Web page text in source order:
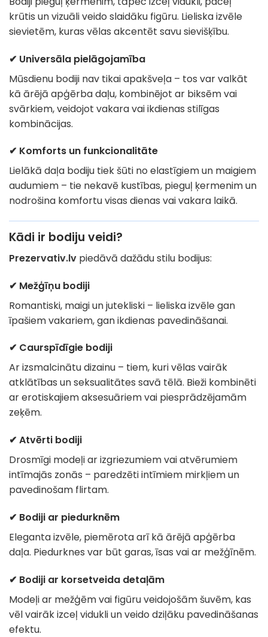
krūtis un vizuāli veido slaidāku figūru. Lieliska izvēle
sievietēm, kuras vēlas akcentēt savu sievišķību.
✔ Universāla pielāgojamība
Mūsdienu bodiji nav tikai apakšveļa – tos var valkāt
kā ārējā apģērba daļu, kombinējot ar biksēm vai
svārkiem, veidojot vakara vai ikdienas stilīgas
kombinācijas.
✔ Komforts un funkcionalitāte
Lielākā daļa bodiju tiek šūti no elastīgiem un maigiem
audumiem – tie nekavē kustības, pieguļ ķermenim un
nodrošina komfortu visas dienas vai vakara laikā.
Kādi ir bodiju veidi?
Prezervativ.lv piedāvā dažādu stilu bodijus:
✔ Mežģīņu bodiji
Romantiski, maigi un jutekliski – lieliska izvēle gan
īpašiem vakariem, gan ikdienas pavedināšanai.
✔ Caurspīdīgie bodiji
Ar izsmalcinātu dizainu – tiem, kuri vēlas vairāk
atklātības un seksualitātes savā tēlā. Bieži kombinēti
ar erotiskajiem aksesuāriem vai piesprādzējamām
zeķēm.
✔ Atvērti bodiji
Drosmīgi modeļi ar izgriezumiem vai atvērumiem
intīmajās zonās – paredzēti intīmiem mirkļiem un
pavedinošam flirtam.
✔ Bodiji ar piedurknēm
Eleganta izvēle, piemērota arī kā ārējā apģērba
daļa. Piedurknes var būt garas, īsas vai ar mežģīnēm.
✔ Bodiji ar korsetveida detaļām
Modeļi ar mežģēm vai figūru veidojošām šuvēm, kas
vēl vairāk izceļ vidukli un veido dziļāku pavedināšanas
efektu.